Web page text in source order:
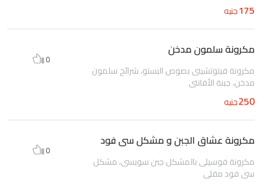
175جنيه
مكرونة سلمون مدخن
مكرونة فيتوتشينى بصوص البستو، شرائح سلمون
مدخن، جبنة الأفانتى
250جنيه
0
مكرونة عشاق الجبن و مشكل سى فود
مكرونة فوسيلى بالمشكل جبن سويسى، مشكل
سى فود مقلى
0